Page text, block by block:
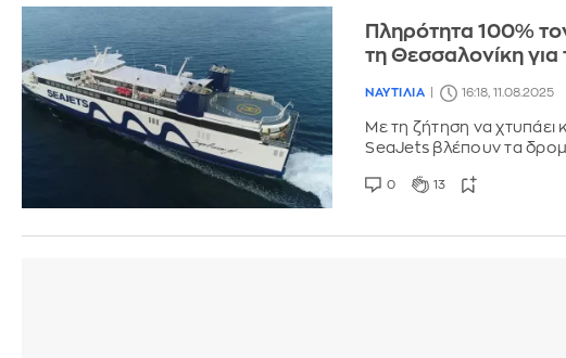
Πληρότητα 100%
τη Θεσσαλονίκη για
ΝΑΥΤΙΛΙΑ 16:18, 11.08.2025
Με τη ζήτηση να χτυπάει
SeaJets βλέπουν τα
0 13